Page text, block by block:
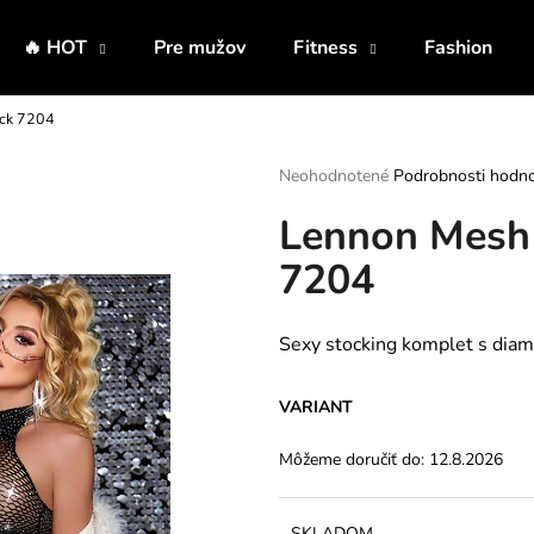
🔥 HOT Pre mužov Fitness Fashion
7204
Priemerné
produktu
je
0,0
z
hviezdičiek.
Neohodnotené Podrobnosti
Lennon
7204
Sexy stocking komplet s
VARIANT
Môžeme doručiť do: 12.8.2026
Čo potrebujete nájsť?
Odporúčame